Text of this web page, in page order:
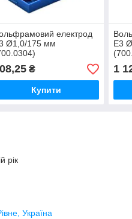
електрод
Ø1,0/175 мм
₴
Купити
E3
1
рік
Україна